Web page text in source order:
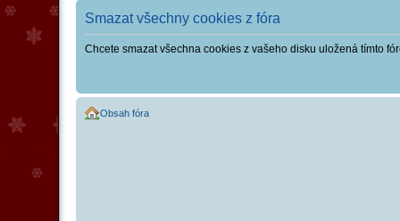
Smazat všechny cookies z fóra
Chcete smazat všechna cookies z vašeho disku uložená tímto
Obsah fóra